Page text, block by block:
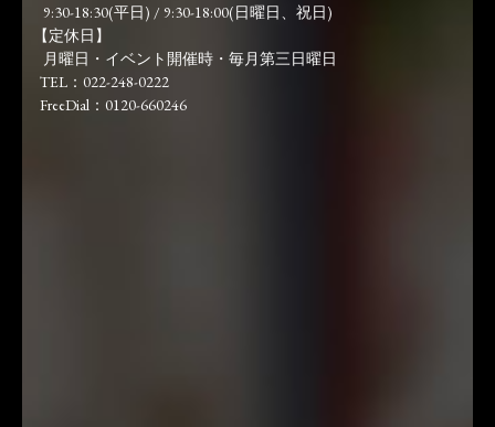
9:30-18:30(平日) / 9:30-18:00(日曜日、祝日)
【定休日】
月曜日・イベント開催時・毎月第三日曜日
TEL：022-248-0222
FreeDial：0120-660246